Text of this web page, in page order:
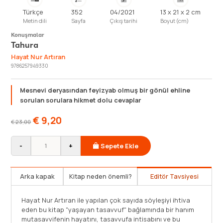
Türkçe
Metin dili
352
Sayfa
04/2021
Çıkış tarihi
13 x 21 x 2 cm
Boyut (cm)
Konuşmalar
Tahura
Hayat Nur Artıran
9786257949330
Mesnevi deryasından feyizyab olmuş bir gönül ehline
sorulan sorulara hikmet dolu cevaplar
€23,00 € 9,20
- + Sepete Ekle
Arka kapak Kitap neden önemli? Editör Tavsiyesi
Tahûrâ ismiyle neşredilen bu röportajlar kitabı hem yurt
dışında hem de yurt içinde Hayat Nur Artıran Hanımefendi
ile yapılan konuşmalardan oluşmaktadır. Tasavvuf